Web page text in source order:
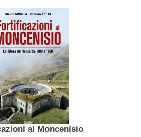
al Moncenisio